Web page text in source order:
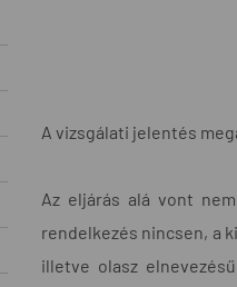
A vizsgálati jelentés
Az eljárás alá vont
rendelkezés nincsen, a
illetve olasz